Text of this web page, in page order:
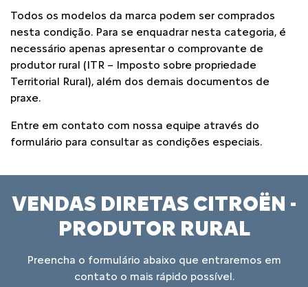
Todos os modelos da marca podem ser comprados
nesta condição. Para se enquadrar nesta categoria, é
necessário apenas apresentar o comprovante de
produtor rural (ITR – Imposto sobre propriedade
Territorial Rural), além dos demais documentos de
praxe.
Entre em contato com nossa equipe através do
formulário para consultar as condições especiais.
VENDAS DIRETAS CITROËN -
PRODUTOR RURAL
Preencha o formulário abaixo que entraremos em
contato o mais rápido possível.